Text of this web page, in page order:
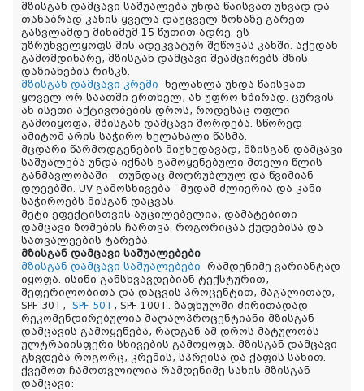
მზისგან დამცავი საშუალება უნდა წაისვათ უხვად და
თანაბრად კანის ყველა დაუცველ ზონაზე გარეთ
გასვლამდე მინიმუმ 15 წუთით ადრე. ეს
უზრუნველყოფს მის ადეკვატურ შეწოვას კანში. აქედან
გამომდინარე, მზისგან დამცავი შეამცირებს მზის
დაზიანების რისკს.
მზისგან დამცავი კრემი ხელახლა უნდა წაისვათ
ყოველ ორ საათში ერთხელ, ან უფრო ხშირად. ცურვის
ან ისეთი აქტივობების დროს, როდესაც ოფლი
გამოიყოფა, მზისგან დამცავი შორდება. სწორედ
ამიტომ არის საჭირო ხელახალი წასმა.
მცდარი წარმოდგენების მიუხედავად, მზისგან დამცავი
საშუალება უნდა იქნას გამოყენებული მთელი წლის
განმავლობაში - თუნდაც მოღრუბლულ და წვიმიან
დღეებში. UV გამოსხივება მუდამ ძლიერია და კანი
საჭიროებს მისგან დაცვას.
მეტი ეფექტისთვის აუცილებელია, დამატებითი
დამცავი ზომების ჩართვა. როგორიცაა ქუდებისა და
სათვალეების ტარება.
მზისგან დამცავი საშუალებები
მზისგან დამცავი საშუალებები რამდენიმე ვარიანტად
იყოფა. ისინი განსხვავდებიან ტექსტურით,
შეფერილობითა და დაცვის პროცენტით, მაგალითად,
SPF 30+, SPF 50+, SPF 100+. ზაფხულში ძირითადად
რეკომენდირებულია მაღალპროცენტიანი მზისგან
დამცავის გამოყენება, რადგან ამ დროს მატულობს
ულტრაიისფერი სხივების გამოყოფა. მზისგან დამცავი
გხვდება როგორც, კრემის, სპრეისა და ქაფის სახით.
ქვემოთ ჩამოთვლილია რამდენიმე სახის მზისგან
დამცავი: